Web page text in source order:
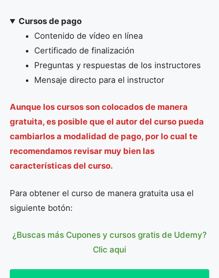
Cursos de pago
Contenido de vídeo en línea
Certificado de finalización
Preguntas y respuestas de los instructores
Mensaje directo para el instructor
Aunque los cursos son colocados de manera
gratuita, es posible que el autor del curso pueda
cambiarlos a modalidad de pago, por lo cual te
recomendamos revisar muy bien las
características del curso.
Para obtener el curso de manera gratuita usa el
siguiente botón:
¿Buscas más Cupones y cursos gratis de Udemy?
Clic aqui